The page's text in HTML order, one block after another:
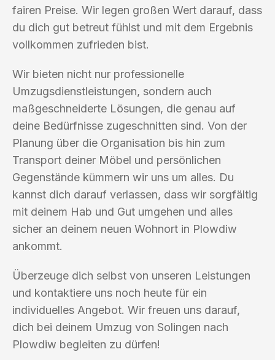
fairen Preise. Wir legen großen Wert darauf, dass
du dich gut betreut fühlst und mit dem Ergebnis
vollkommen zufrieden bist.
Wir bieten nicht nur professionelle
Umzugsdienstleistungen, sondern auch
maßgeschneiderte Lösungen, die genau auf
deine Bedürfnisse zugeschnitten sind. Von der
Planung über die Organisation bis hin zum
Transport deiner Möbel und persönlichen
Gegenstände kümmern wir uns um alles. Du
kannst dich darauf verlassen, dass wir sorgfältig
mit deinem Hab und Gut umgehen und alles
sicher an deinem neuen Wohnort in Plowdiw
ankommt.
Überzeuge dich selbst von unseren Leistungen
und kontaktiere uns noch heute für ein
individuelles Angebot. Wir freuen uns darauf,
dich bei deinem Umzug von Solingen nach
Plowdiw begleiten zu dürfen!